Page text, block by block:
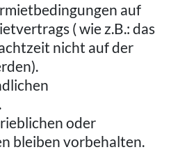
auf
( wie z.B.: das
nicht auf der
oder
bleiben vorbehalten.